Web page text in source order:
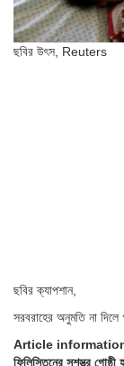
ছবির উৎস, Reuters
ছবির ক্যাপশান,
সরবরাহের অনুমতি না
Article
ফিলিস্তিনের সশস্ত্র